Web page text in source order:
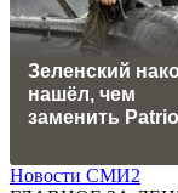
Зеленский
нашёл, чем
заменить
Новости СМИ2